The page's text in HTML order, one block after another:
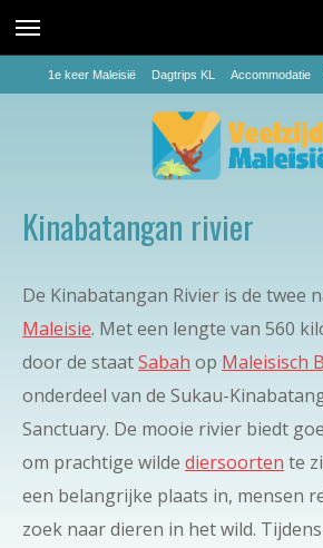
1e keer Maleisië Dagtrips KL Accommodatie
Kinabatangan rivier
De Kinabatangan Rivier is de twee
Maleisie. Met een lengte van 560
door de staatSabah op Maleisisch
onderdeel van de Sukau-
Sanctuary. De mooie rivier biedt
om prachtige wilde diersoorten te
een belangrijke plaats in, mensen
zoek naar dieren in het wild.